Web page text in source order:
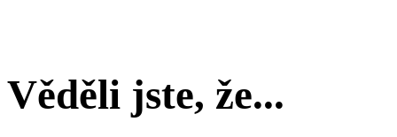
Věděli jste, že...